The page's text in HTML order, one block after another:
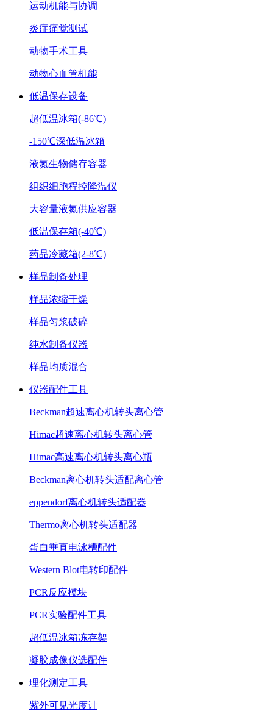
运动机能与协调
炎症痛觉测试
动物手术工具
动物心血管机能
低温保存设备
超低温冰箱(-86℃)
-150℃深低温冰箱
液氮生物储存容器
组织细胞程控降温仪
大容量液氮供应容器
低温保存箱(-40℃)
药品冷藏箱(2-8℃)
样品制备处理
样品浓缩干燥
样品匀浆破碎
纯水制备仪器
样品均质混合
仪器配件工具
Beckman超速离心机转头离心管
Himac超速离心机转头离心管
Himac高速离心机转头离心瓶
Beckman离心机转头适配离心管
eppendorf离心机转头适配器
Thermo离心机转头适配器
蛋白垂直电泳槽配件
Western Blot电转印配件
PCR反应模块
PCR实验配件工具
超低温冰箱冻存架
凝胶成像仪选配件
理化测定工具
紫外可见光度计